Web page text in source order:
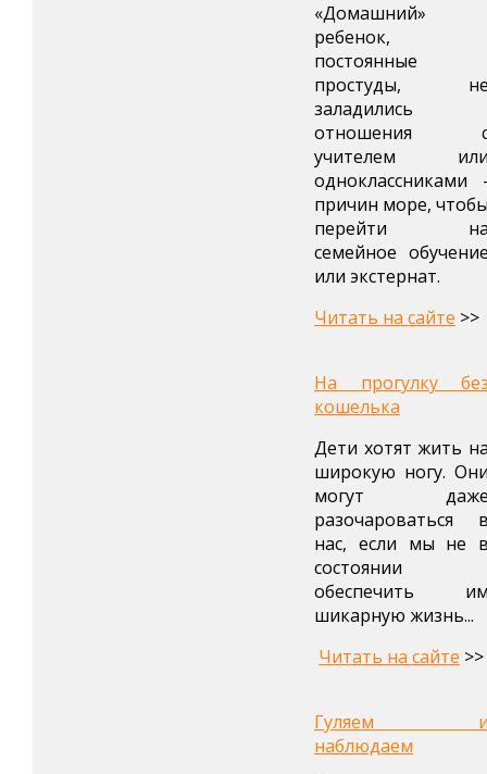
«Домашний»
ребенок,
постоянные
простуды,
заладились
отношения
учителем
одноклассниками
причин море,
перейти
семейное
или экстернат.
Читать на сайте >>
На прогулку
кошелька
Дети хотят жить
широкую ногу.
могут
разочароваться
нас, если мы не
состоянии
обеспечить
шикарную жизнь...
Читать на сайте >>
Гуляем
наблюдаем